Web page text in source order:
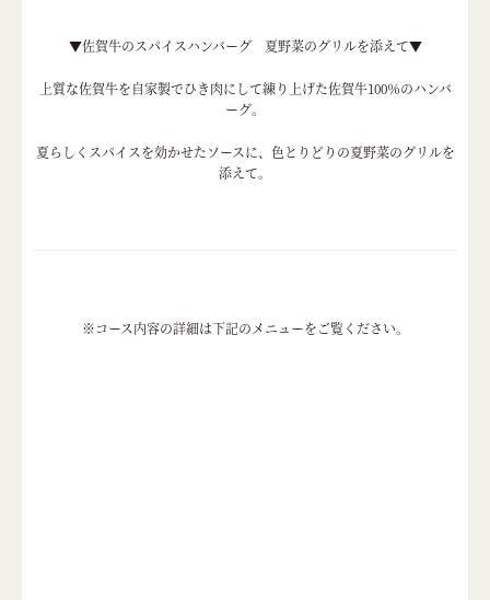
▼佐賀牛のスパイスハンバーグ 夏野菜のグリルを添えて▼
上質な佐賀牛を自家製でひき肉にして練り上げた佐賀牛100％のハンバ
ーグ。
夏らしくスパイスを効かせたソースに、色とりどりの夏野菜のグリルを
添えて。
※コース内容の詳細は下記のメニューをご覧ください。